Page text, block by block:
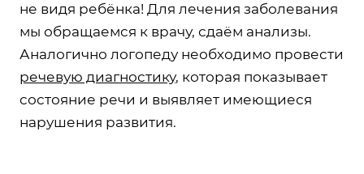
не видя ребёнка! Для лечения заболевания
мы обращаемся к врачу, сдаём анализы.
Аналогично логопеду необходимо провести
речевую диагностику, которая показывает
состояние речи и выявляет имеющиеся
нарушения развития.